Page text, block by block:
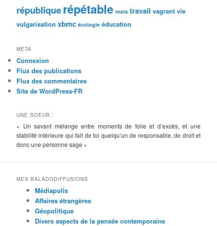
républiquerépétable tests travail vagrant vie
vulgarisation xbmc écologie éducation
MÉTA
Connexion
Flux des publications
Flux des commentaires
Site de WordPress-FR
UNE SOEUR :
« Un savant mélange entre moments de folie et d’excès, et une
stabilité intérieure qui fait de toi quelqu’un de responsable, de droit et
donc une personne sage »
MES BALADODIFFUSIONS
Médiapolis
Affaires étrangères
Géopolitique
Divers aspects de la pensée contemporaine